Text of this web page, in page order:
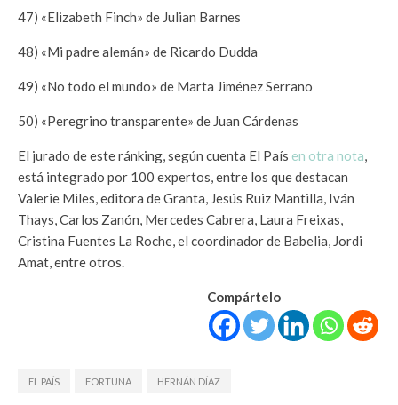
47) «Elizabeth Finch» de Julian Barnes
48) «Mi padre alemán» de Ricardo Dudda
49) «No todo el mundo» de Marta Jiménez Serrano
50) «Peregrino transparente» de Juan Cárdenas
El jurado de este ránking, según cuenta El País en otra nota,
está integrado por 100 expertos, entre los que destacan
Valerie Miles, editora de Granta, Jesús Ruiz Mantilla, Iván
Thays, Carlos Zanón, Mercedes Cabrera, Laura Freixas,
Cristina Fuentes La Roche, el coordinador de Babelia, Jordi
Amat, entre otros.
Compártelo
EL PAÍS FORTUNA HERNÁN DÍAZ